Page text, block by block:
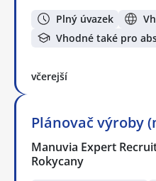
Plný úvazek
Vhodné také pro
včerejší
Plánovač výroby
Manuvia Expert
Rokycany